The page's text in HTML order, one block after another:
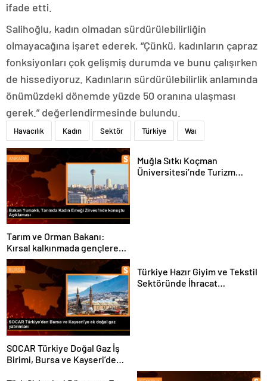
ifade etti.
Salihoğlu, kadın olmadan sürdürülebilirliğin
olmayacağına işaret ederek, “Çünkü, kadınların çapraz
fonksiyonları çok gelişmiş durumda ve bunu çalışırken
de hissediyoruz. Kadınların sürdürülebilirlik anlamında
önümüzdeki dönemde yüzde 50 oranına ulaşması
gerek.” değerlendirmesinde bulundu.
Havacılık Kadın Sektör Türkiye Waı
Tarım ve Orman Bakanı:
Kırsal kalkınmada gençlere
ve kadınlara pozitif ayrımcılık
yapıyoruz
Muğla Sıtkı Koçman
Üniversitesi’nde Turizm
SOCAR Türkiye Doğal Gaz İş
Birimi, Bursa ve Kayseri’de
Türkiye Hazır Giyim ve Tekstil
Sektöründe İhracat